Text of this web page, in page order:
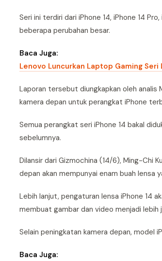
Seri ini terdiri dari iPhone 14, iPhone 14
beberapa perubahan besar.
Baca Juga:
Lenovo Luncurkan Laptop Gaming
Laporan tersebut diungkapkan oleh analis
kamera depan untuk perangkat iPhone
Semua perangkat seri iPhone 14 bakal
sebelumnya.
Dilansir dari Gizmochina (14/6), Ming-Chi
depan akan mempunyai enam buah lensa
Lebih lanjut, pengaturan lensa iPhone 14
membuat gambar dan video menjadi lebih
Selain peningkatan kamera depan, model
Baca Juga: